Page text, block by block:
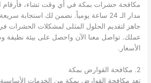
مكافحة حشرات بمكة في أي وقت تشاء، فأرقام
مدار الـ 24 ساعة يومياً. نضمن لك
جاهز لتقديم الحلول المثلى لمشكلات الحشرات
عملك. تواصل معنا الآن واحصل على بيئة نظيفة
الأسعار.
2. مكافحة القوارض بمكة
تعد مكافحة القوارض بمكة من الخدمات